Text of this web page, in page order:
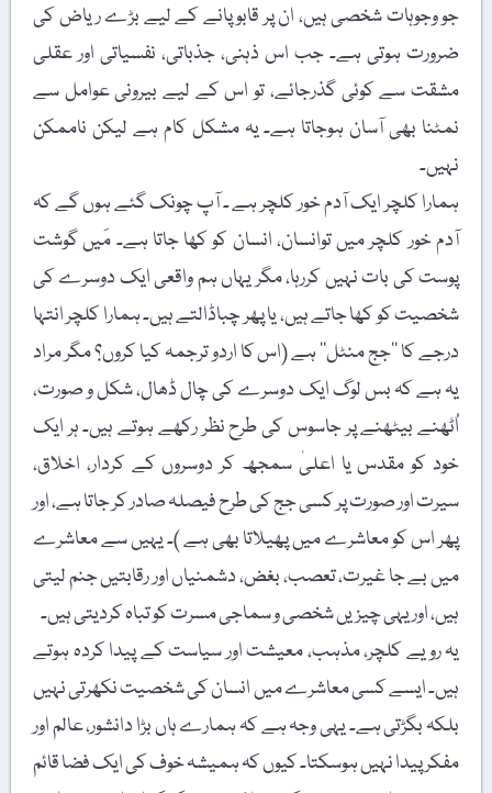
جو وجوہات شخصی ہیں، ان پر قابو پانے کے لیے بڑے ریاض کی
ضرورت ہوتی ہے۔ جب اس ذہنی، جذباتی، نفسیاتی اور عقلی
مشقت سے کوئی گذرجائے، تو اس کے لیے بیرونی عوامل سے
نمٹنا بھی آسان ہوجاتا ہے۔ یہ مشکل کام ہے لیکن ناممکن
نہیں۔
ہمارا کلچر ایک آدم خور کلچر ہے ۔ آپ چونک گئے ہوں گے کہ
آدم خور کلچر میں توانسان، انسان کو کھا جاتا ہے۔ مَیں گوشت
پوست کی بات نہیں کررہا، مگر یہاں ہم واقعی ایک دوسرے کی
شخصیت کو کھا جاتے ہیں، یا پھر چباڈالتے ہیں۔ ہمارا کلچر انتہا
درجے کا ’’جج منٹل‘‘ ہے (اس کا اردو ترجمہ کیا کروں؟ مگر مراد
یہ ہے کہ بس لوگ ایک دوسرے کی چال ڈھال، شکل و صورت،
اُٹھنے بیٹھنے پر جاسوس کی طرح نظر رکھے ہوتے ہیں۔ ہر ایک
خود کو مقدس یا اعلیٰ سمجھ کر دوسروں کے کردار، اخلاق،
سیرت اور صورت پر کسی جج کی طرح فیصلہ صادر کر جاتا ہے، اور
پھر اس کو معاشرے میں پھیلاتا بھی ہے )۔ یہیں سے معاشرے
میں بے جا غیرت، تعصب، بغض، دشمنیاں اور رقابتیں جنم لیتی
ہیں، اور یہی چیزیں شخصی و سماجی مسرت کو تباہ کردیتی ہیں۔
یہ رویے کلچر، مذہب، معیشت اور سیاست کے پیدا کردہ ہوتے
ہیں۔ ایسے کسی معاشرے میں انسان کی شخصیت نکھرتی نہیں
بلکہ بگڑتی ہے۔ یہی وجہ ہے کہ ہمارے ہاں بڑا دانشور، عالم اور
مفکر پیدا نہیں ہوسکتا۔ کیوں کہ ہمیشہ خوف کی ایک فضا قائم